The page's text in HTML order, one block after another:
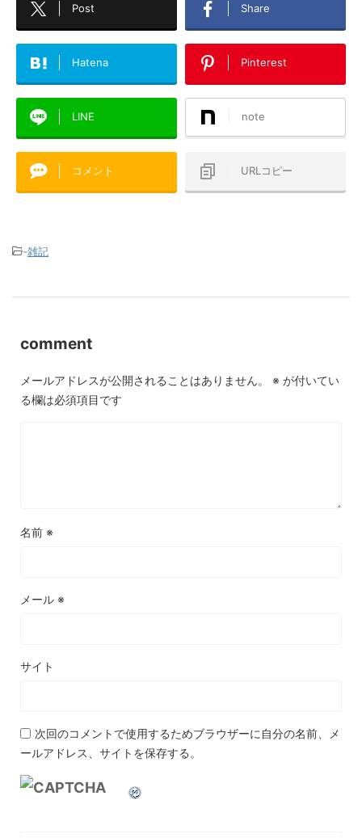
Post Share
Hatena Pinterest
LINE note
コメント URLコピー
-雑記
comment
メールアドレスが公開されることはありません。 ※ が付いてい
る欄は必須項目です
名前 ※
メール ※
サイト
次回のコメントで使用するためブラウザーに自分の名前、メ
ールアドレス、サイトを保存する。